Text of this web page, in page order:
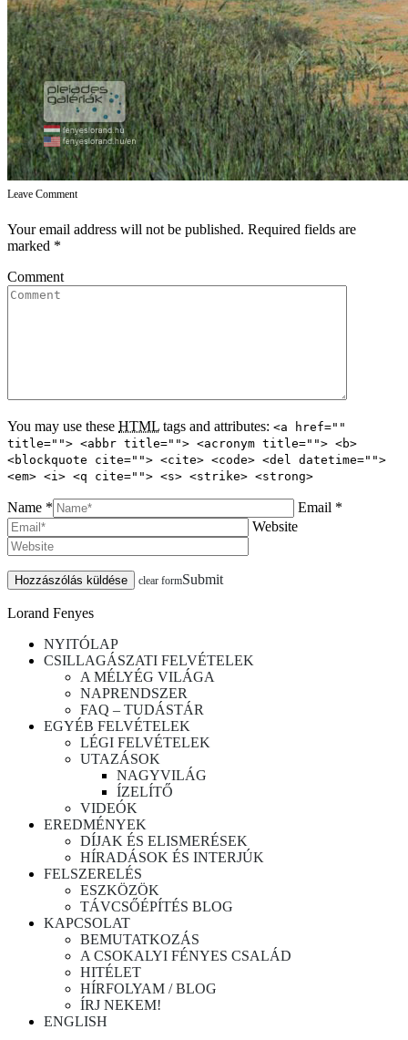
Leave Comment
Your email address will not be published. Required fields are
marked *
Comment
You may use these HTML tags and attributes: <a href=""
title=""> <abbr title=""> <acronym title=""> <b>
<blockquote cite=""> <cite> <code> <del datetime="">
<em> <i> <q cite=""> <s> <strike> <strong>
Name *
Email *
Website
clear formSubmit
Lorand Fenyes
NYITÓLAP
CSILLAGÁSZATI FELVÉTELEK
A MÉLYÉG VILÁGA
NAPRENDSZER
FAQ – TUDÁSTÁR
EGYÉB FELVÉTELEK
LÉGI FELVÉTELEK
UTAZÁSOK
NAGYVILÁG
ÍZELÍTŐ
VIDEÓK
EREDMÉNYEK
DÍJAK ÉS ELISMERÉSEK
HÍRADÁSOK ÉS INTERJÚK
FELSZERELÉS
ESZKÖZÖK
TÁVCSŐÉPÍTÉS BLOG
KAPCSOLAT
BEMUTATKOZÁS
A CSOKALYI FÉNYES CSALÁD
HITÉLET
HÍRFOLYAM / BLOG
ÍRJ NEKEM!
ENGLISH